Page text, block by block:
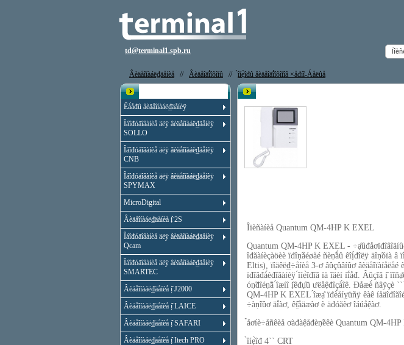
td@terminal1.spb.ru
Âèäåîíàáë₫äåíèå // Âèäåîäî́îôîíû // ̀îíẹ̀îđû âèäåîäî́îôîíîâ ×åđíî-Áåëûå
Êà́åđû âèäåîíàáë₫äåíèÿ
Îáîđóäîâàíèå äëÿ âèäåîíàáë₫äåíèÿ
SOLLO
Îáîđóäîâàíèå äëÿ âèäåîíàáë₫äåíèÿ
CNB
Îáîđóäîâàíèå äëÿ âèäåîíàáë₫äåíèÿ
SPYMAX
MicroDigital
Âèäåîíàáë₫äåíèå ị̂ 2S
Îáîđóäîâàíèå äëÿ âèäåîíàáë₫äåíèÿ
Qcam
Îáîđóäîâàíèå äëÿ âèäåîíàáë₫äåíèÿ
SMARTEC
Âèäåîíàáë₫äåíèå ị̂ J2000
Âèäåîíàáë₫äåíèå ị̂ LAICE
Âèäåîíàáë₫äåíèå ị̂ SAFARI
Âèäåîíàáë₫äåíèå ị̂ Itech PRO
Îïèñàíèå Quantum QM-4HP K EXEL
Quantum QM-4HP K EXEL -
îđăàíèçàöèè ïđîṇ̃åéøåé ñèṇ̃ǻû êîị́đîëÿ äîṇ̃óïà
Eltis), ïîäêë₫÷åíèå 3-ơ âûçûâíûơ
ïđîăđà́́èđîâàíèÿ ́îíẹ̀îđîâ íà îäèí íî́åđ. Âûçîâ ị̂
óṇ̃đîéṇ̃â ́îæíî ị̂êđụ̂ü ưëåệđîçà́îê. Đåæè́ ñâÿçè
QM-4HP K EXEL ́îæạ̊ ïđè́åíỵ̈üñÿ êàê
÷àṇ̃íûơ äî́àơ, êị̣̂åäæàơ è äđóăèơ îáúåệàơ.
̉åơíè÷åñêèå ơàđàệåđèṇ̃èêè Quantum QM-
̀îíẹ̀îđ 4`` CRT